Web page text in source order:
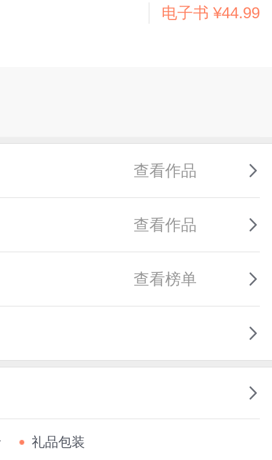
电子书 ¥44.99
查看作品
查看作品
查看榜单
礼品包装